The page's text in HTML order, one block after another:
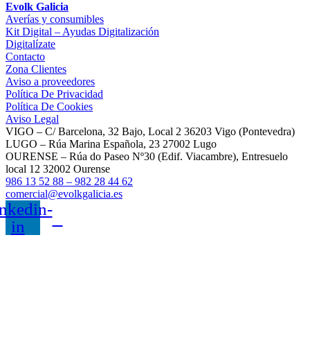
Evolk Galicia
Averías y consumibles
Kit Digital – Ayudas Digitalización
Digitalízate
Contacto
Zona Clientes
Aviso a proveedores
Política De Privacidad
Política De Cookies
Aviso Legal
VIGO – C/ Barcelona, 32 Bajo, Local 2 36203 Vigo (Pontevedra)
LUGO – Rúa Marina Española, 23 27002 Lugo
OURENSE – Rúa do Paseo Nº30 (Edif. Viacambre), Entresuelo
local 12 32002 Ourense
986 13 52 88 – 982 28 44 62
comercial@evolkgalicia.es
in